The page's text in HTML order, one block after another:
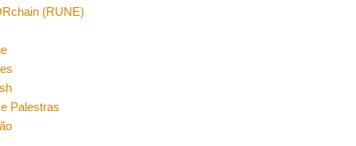
(RUNE)
Palestras